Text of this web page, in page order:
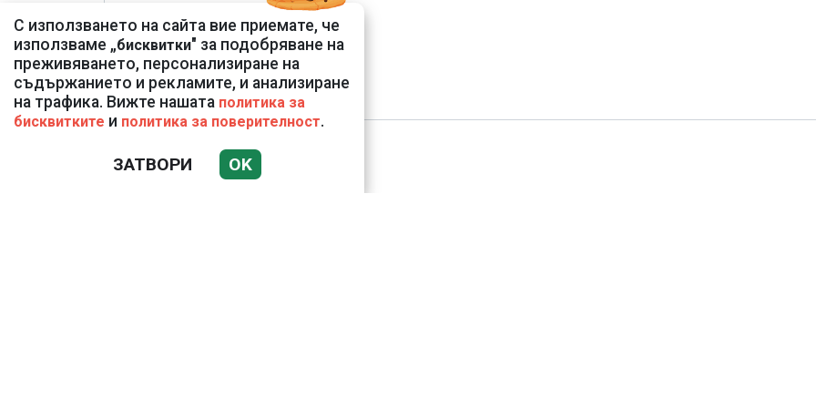
С използването на сайта вие приемате, че
използваме „бисквитки" за подобряване на
преживяването, персонализиране на
съдържанието и рекламите, и анализиране
на трафика. Вижте нашата политика за
бисквитките и политика за поверителност.
ЗАТВОРИ OK